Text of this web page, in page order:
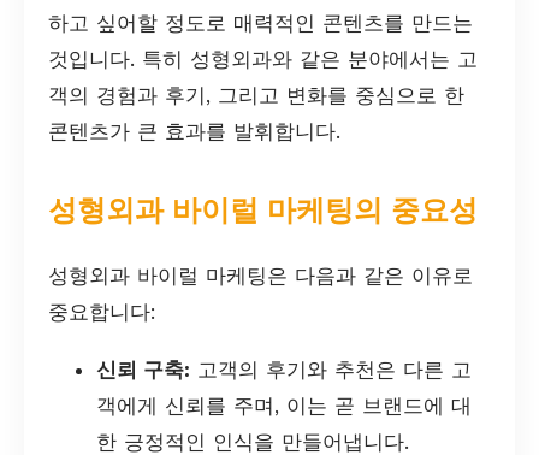
하고 싶어할 정도로 매력적인 콘텐츠를 만드는
것입니다. 특히 성형외과와 같은 분야에서는 고
객의 경험과 후기, 그리고 변화를 중심으로 한
콘텐츠가 큰 효과를 발휘합니다.
성형외과 바이럴 마케팅의 중요성
성형외과 바이럴 마케팅은 다음과 같은 이유로
중요합니다:
신뢰 구축: 고객의 후기와 추천은 다른 고
객에게 신뢰를 주며, 이는 곧 브랜드에 대
한 긍정적인 인식을 만들어냅니다.